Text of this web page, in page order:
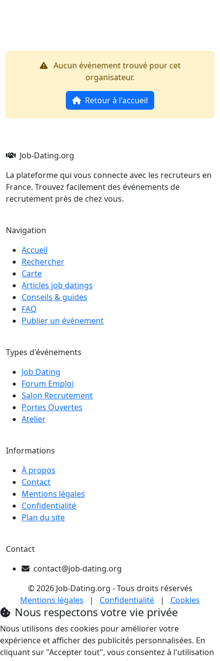
Aucun événement trouvé pour cet
organisateur.
Retour à l'accueil
Job-Dating.org
La plateforme qui vous connecte avec les recruteurs en
France. Trouvez facilement des événements de
recrutement près de chez vous.
Navigation
Accueil
Rechercher
Carte
Articles job datings
Conseils & guides
FAQ
Publier un événement
Types d'événements
Job Dating
Forum Emploi
Salon Recrutement
Portes Ouvertes
Atelier
Informations
À propos
Contact
Mentions légales
Confidentialité
Plan du site
Contact
contact@job-dating.org
© 2026 Job-Dating.org - Tous droits réservés
Mentions légales
| Confidentialité | Cookies
Nous respectons votre vie privée
Nous utilisons des cookies pour améliorer votre
expérience et afficher des publicités personnalisées. En
cliquant sur "Accepter tout", vous consentez à l'utilisation